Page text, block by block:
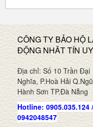
CÔNG TY BẢO HỘ
ĐỘNG NHÂT TÍN UY
Địa chỉ: Số 10 Trần Đại
Nghĩa, P.Hoà Hải Q.Ngũ
Hành Sơn TP.Đà Nẵng
Hotline: 0905.035.124 /
0942048547